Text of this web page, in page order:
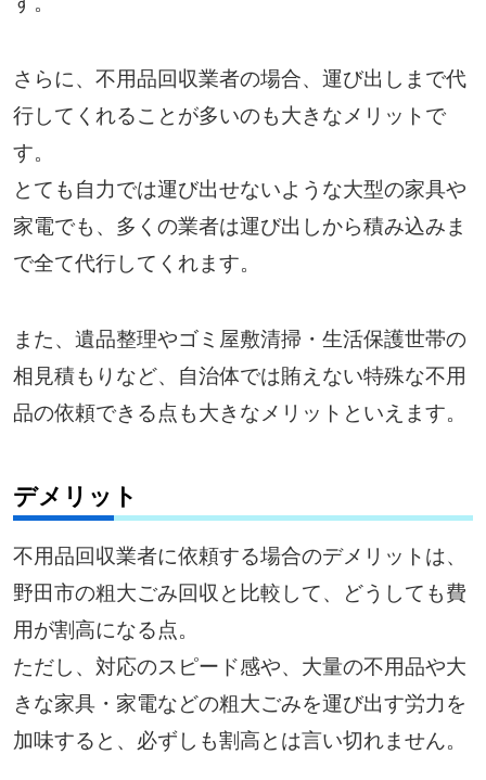
さらに、不用品回収業者の場合、運び出しまで代
行してくれることが多いのも大きなメリットで
す。
とても自力では運び出せないような大型の家具や
家電でも、多くの業者は運び出しから積み込みま
で全て代行してくれます。
また、遺品整理やゴミ屋敷清掃・生活保護世帯の
相見積もりなど、自治体では賄えない特殊な不用
品の依頼できる点も大きなメリットといえます。
デメリット
不用品回収業者に依頼する場合のデメリットは、
野田市の粗大ごみ回収と比較して、どうしても費
用が割高になる点。
ただし、対応のスピード感や、大量の不用品や大
きな家具・家電などの粗大ごみを運び出す労力を
加味すると、必ずしも割高とは言い切れません。